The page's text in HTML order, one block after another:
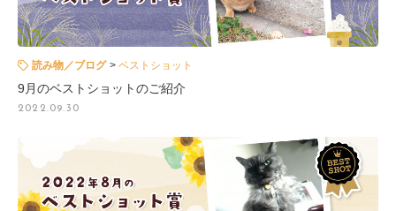
読み物／ブログ ベストショット
9月のベストショットのご紹介
2022.09.30